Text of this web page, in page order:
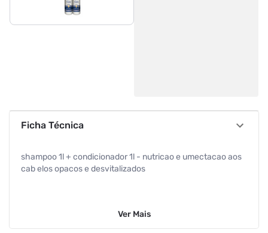
Ficha Técnica
shampoo 1l + condicionador 1l - nutricao e umectacao aos
cab elos opacos e desvitalizados
Ver Mais